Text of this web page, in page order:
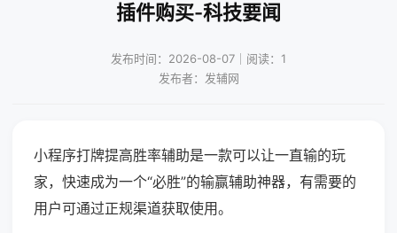
插件购买-科技要闻
发布时间：2026-08-07｜阅读：1
发布者：发辅网
小程序打牌提高胜率辅助是一款可以让一直输的玩
家，快速成为一个“必胜”的输赢辅助神器，有需要的
用户可通过正规渠道获取使用。